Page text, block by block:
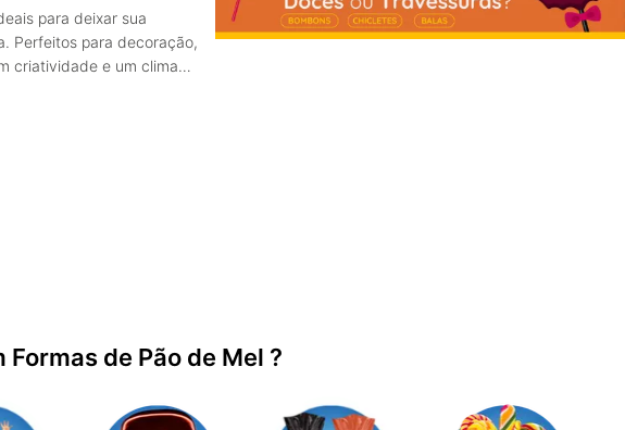
para deixar sua
Perfeitos para decoração,
criatividade e um clima
de Pão de Mel ?